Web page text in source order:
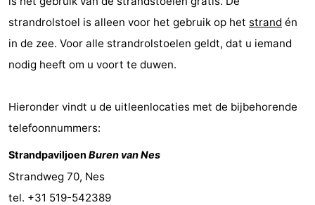
strandrolstoel is alleen voor het gebruik op het strand én
in de zee. Voor alle strandrolstoelen geldt, dat u iemand
nodig heeft om u voort te duwen.
Hieronder vindt u de uitleenlocaties met de bijbehorende
telefoonnummers:
Strandpaviljoen Buren van Nes
Strandweg 70, Nes
tel. +31 519-542389